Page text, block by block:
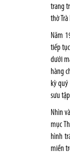
trang
thờ Trà
Năm
tiếp
dưới
hàng
kỳ
sưu
Nhìn
mục
hình
miền